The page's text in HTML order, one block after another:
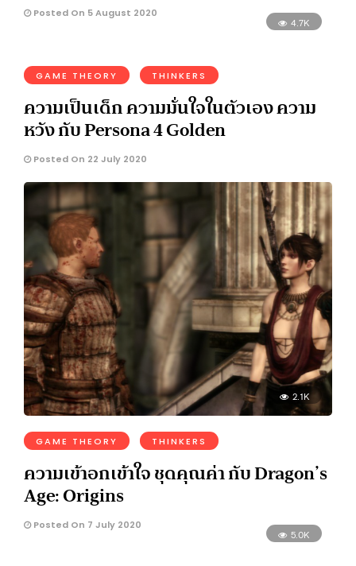
Posted On 5 August 2020
4.7K
GAME THEORY THINKERS
ความเป็นเด็ก ความมั่นใจในตัวเอง ความ
หวัง กับ Persona 4 Golden
Posted On 22 July 2020
2.1K
GAME THEORY THINKERS
ความเข้าอกเข้าใจ ชุดคุณค่า กับ Dragon’s
Age: Origins
Posted On 7 July 2020
5.0K